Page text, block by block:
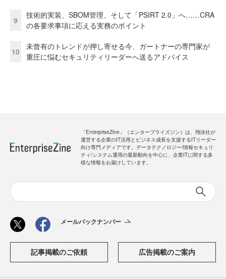
9
技術的実装、SBOM管理、そして「PSIRT 2.0」へ……CRA
の各要求事項に応える実務のポイント
10
未曾有のトレンドが押し寄せる今、ガートナーの専門家が
重圧に悩むセキュリティリーダーへ送るアドバイス
「EnterpriseZine」（エンタープライズジン）は、翔泳社が
運営する企業のIT活用とビジネス成長を支援するITリーダー
向け専門メディアです。データテクノロジー/情報セキュリ
ティ/システム運用の最新動向を中心に、企業ITに関する多
様な情報をお届けしています。
メールバックナンバー
記事掲載のご依頼 広告掲載のご案内